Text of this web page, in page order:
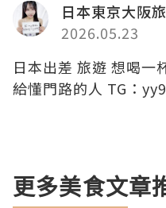
日本東京大阪
2026.05.23
日本出差 旅遊 想喝一
給懂門路的人 TG：
更多美食文章